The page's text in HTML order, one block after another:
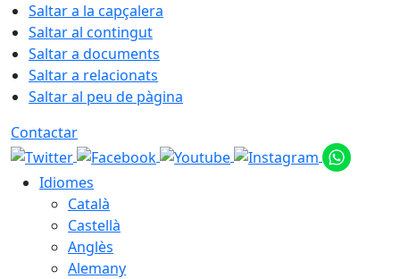
Saltar a la capçalera
Saltar al contingut
Saltar a documents
Saltar a relacionats
Saltar al peu de pàgina
Contactar
Idiomes
Català
Castellà
Anglès
Alemany